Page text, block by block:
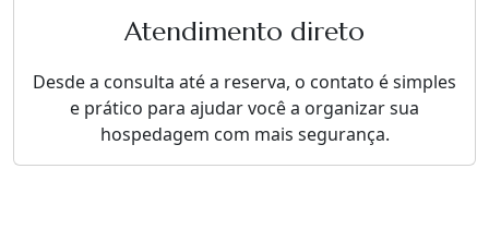
Atendimento direto
Desde a consulta até a reserva, o contato é simples
e prático para ajudar você a organizar sua
hospedagem com mais segurança.